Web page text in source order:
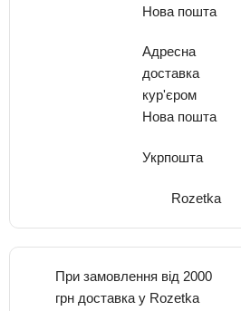
Нова пошта
Адресна
доставка
кур'єром
Нова пошта
Укрпошта
Rozetka
При замовлення від 2000
грн доставка у Rozetka